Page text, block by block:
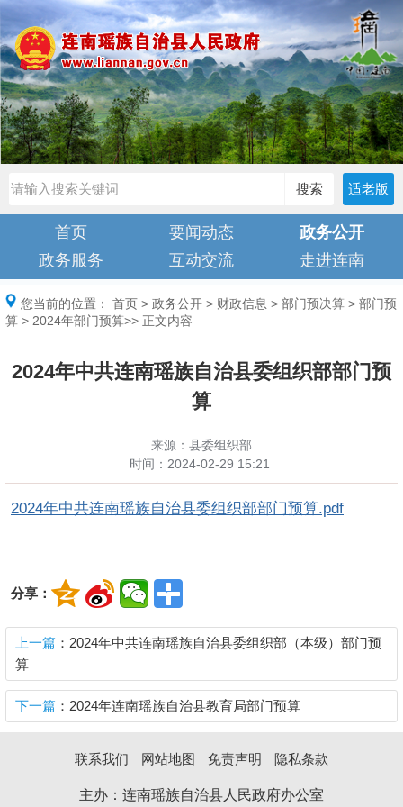
搜索 适老版
首页 要闻动态
政务公开
政务服务
互动交流 走进连南
您当前的位置： 首页 > 政务公开 > 财政信息 > 部门预决算 > 部门预
算 > 2024年部门预算>> 正文内容
2024年中共连南瑶族自治县委组织部部门预
算
来源：县委组织部
时间： 2024-02-29 15:21
2024年中共连南瑶族自治县委组织部部门预算.pdf
分享：
上一篇 ：2024年中共连南瑶族自治县委组织部（本级）部门预
算
下一篇 ：2024年连南瑶族自治县教育局部门预算
联系我们 网站地图 免责声明 隐私条款
主办：连南瑶族自治县人民政府办公室